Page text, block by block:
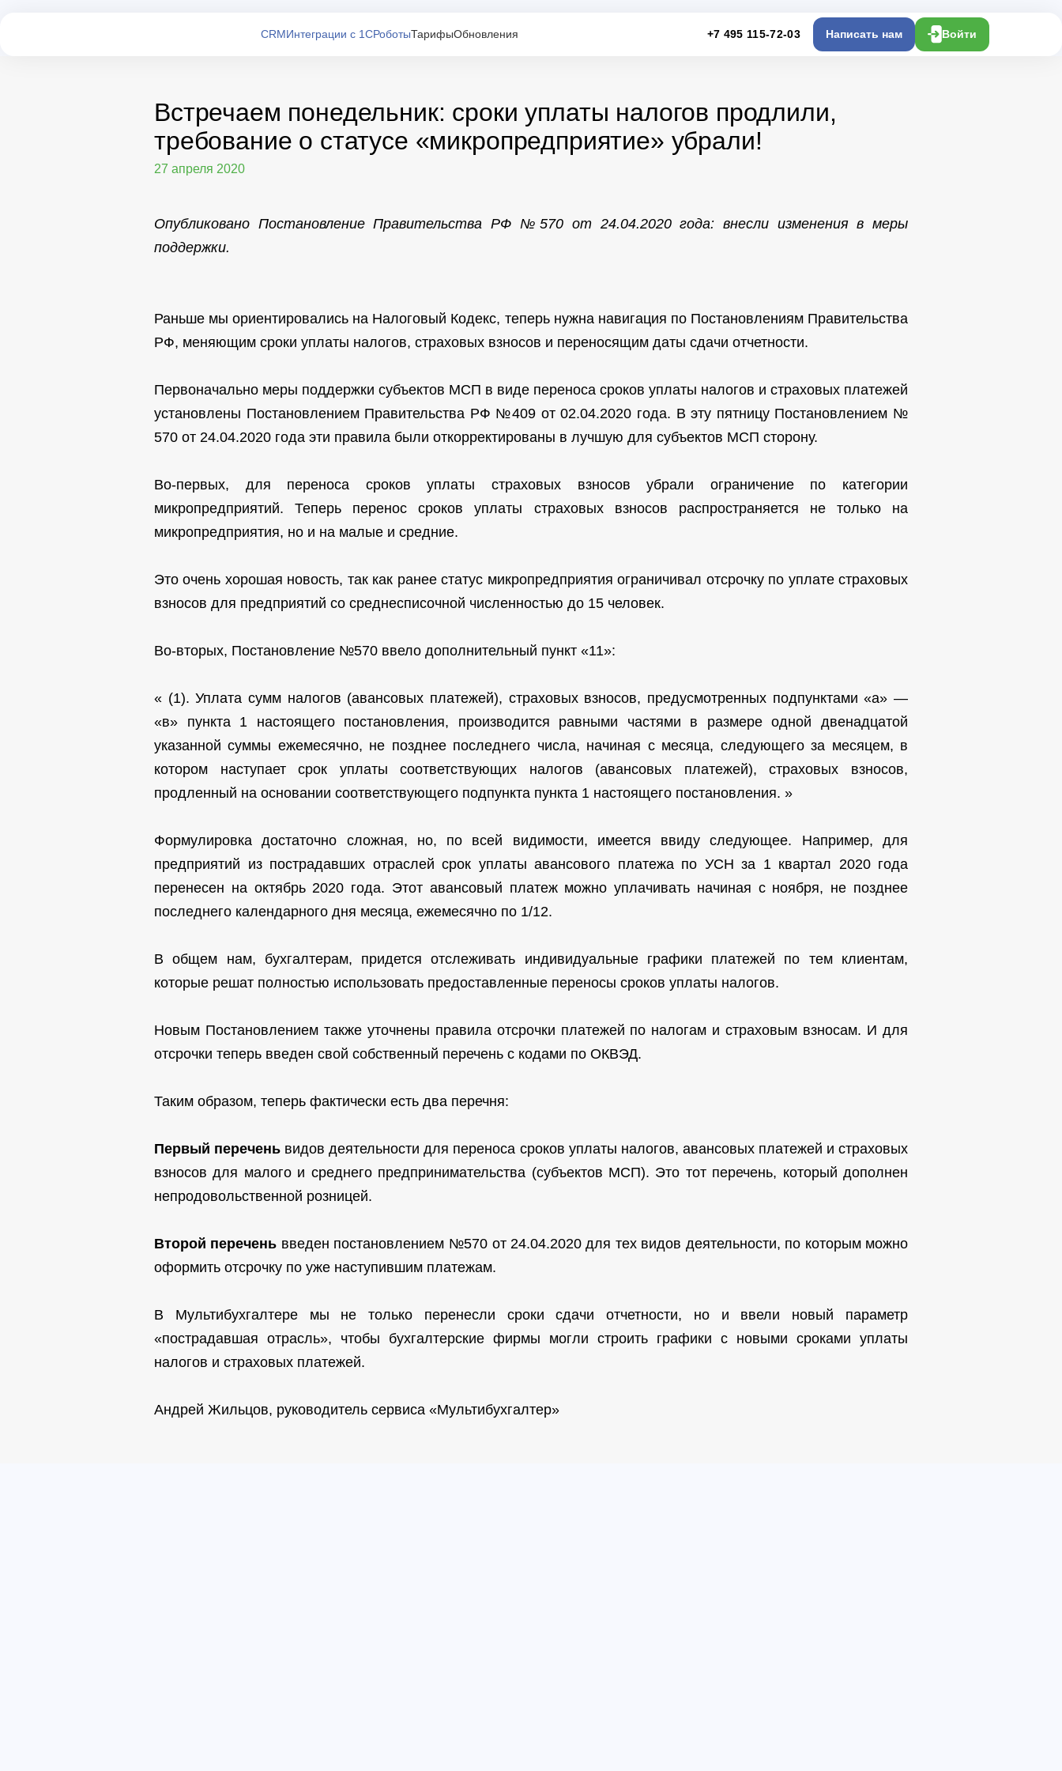
CRMИнтеграции с 1СРоботыТарифыОбновления +7 495 115-72-03 Написать нам Войти
Встречаем понедельник: сроки уплаты налогов продлили,
требование о статусе «микропредприятие» убрали!
27 апреля 2020
Опубликовано Постановление Правительства РФ №570 от 24.04.2020 года: внесли изменения в меры
поддержки.
Раньше мы ориентировались на Налоговый Кодекс, теперь нужна навигация по Постановлениям Правительства
РФ, меняющим сроки уплаты налогов, страховых взносов и переносящим даты сдачи отчетности.
Первоначально меры поддержки субъектов МСП в виде переноса сроков уплаты налогов и страховых платежей
установлены Постановлением Правительства РФ №409 от 02.04.2020 года. В эту пятницу Постановлением №
570 от 24.04.2020 года эти правила были откорректированы в лучшую для субъектов МСП сторону.
Во-первых, для переноса сроков уплаты страховых взносов убрали ограничение по категории
микропредприятий. Теперь перенос сроков уплаты страховых взносов распространяется не только на
микропредприятия, но и на малые и средние.
Это очень хорошая новость, так как ранее статус микропредприятия ограничивал отсрочку по уплате страховых
взносов для предприятий со среднесписочной численностью до 15 человек.
Во-вторых, Постановление №570 ввело дополнительный пункт «11»:
« (1). Уплата сумм налогов (авансовых платежей), страховых взносов, предусмотренных подпунктами «а» —
«в» пункта 1 настоящего постановления, производится равными частями в размере одной двенадцатой
указанной суммы ежемесячно, не позднее последнего числа, начиная с месяца, следующего за месяцем, в
котором наступает срок уплаты соответствующих налогов (авансовых платежей), страховых взносов,
продленный на основании соответствующего подпункта пункта 1 настоящего постановления. »
Формулировка достаточно сложная, но, по всей видимости, имеется ввиду следующее. Например, для
предприятий из пострадавших отраслей срок уплаты авансового платежа по УСН за 1 квартал 2020 года
перенесен на октябрь 2020 года. Этот авансовый платеж можно уплачивать начиная с ноября, не позднее
последнего календарного дня месяца, ежемесячно по 1/12.
В общем нам, бухгалтерам, придется отслеживать индивидуальные графики платежей по тем клиентам,
которые решат полностью использовать предоставленные переносы сроков уплаты налогов.
Новым Постановлением также уточнены правила отсрочки платежей по налогам и страховым взносам. И для
отсрочки теперь введен свой собственный перечень с кодами по ОКВЭД.
Таким образом, теперь фактически есть два перечня:
Первый перечень видов деятельности для переноса сроков уплаты налогов, авансовых платежей и страховых
взносов для малого и среднего предпринимательства (субъектов МСП). Это тот перечень, который дополнен
непродовольственной розницей.
Второй перечень введен постановлением №570 от 24.04.2020 для тех видов деятельности, по которым можно
оформить отсрочку по уже наступившим платежам.
В Мультибухгалтере мы не только перенесли сроки сдачи отчетности, но и ввели новый параметр
«пострадавшая отрасль», чтобы бухгалтерские фирмы могли строить графики с новыми сроками уплаты
налогов и страховых платежей.
Андрей Жильцов, руководитель сервиса «Мультибухгалтер»